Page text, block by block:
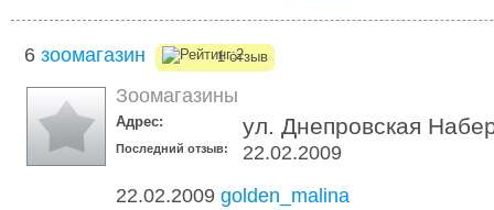
6 зоомагазин 1 отзыв
Зоомагазины
Адрес: ул. Днепровская
Последний отзыв:
22.02.2009
22.02.2009 golden_malina